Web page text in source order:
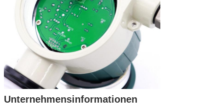
Unternehmensinformationen